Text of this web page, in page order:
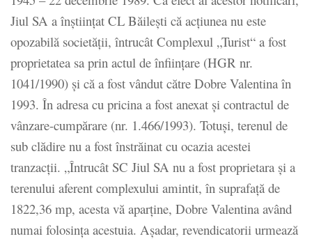
Jiul SA a înștiințat CL Băilești că acțiunea nu este
opozabilă societății, întrucât Complexul „Turist“ a fost
proprietatea sa prin actul de înființare (HGR nr.
1041/1990) și că a fost vândut către Dobre Valentina în
1993. În adresa cu pricina a fost anexat și contractul de
vânzare-cumpărare (nr. 1.466/1993). Totuși, terenul de
sub clădire nu a fost înstrăinat cu ocazia acestei
tranzacții. „Întrucât SC Jiul SA nu a fost proprietara și a
terenului aferent complexului amintit, în suprafață de
1822,36 mp, acesta vă aparține, Dobre Valentina având
numai folosința acestuia. Așadar, revendicatorii urmează